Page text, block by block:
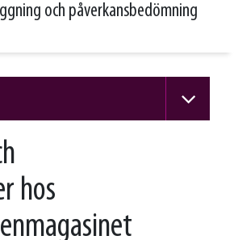
och påverkansbedömning
hos